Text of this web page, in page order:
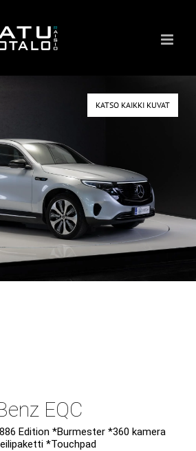
KATSO KAIKKI KUVAT
EQC
Edition *Burmester *360 kamera
*Touchpad